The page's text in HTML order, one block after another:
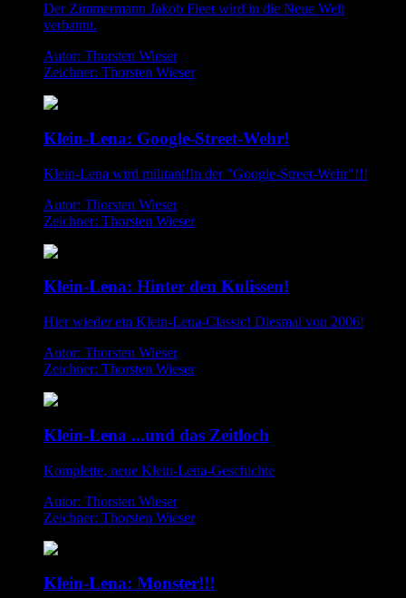
Der Zimmermann Jakob Fleet wird in die Neue Welt
verbannt.
Autor: Thorsten Wieser
Zeichner: Thorsten Wieser
Klein-Lena: Google-Street-Wehr!
Klein-Lena wird militant!In der "Google-Street-Wehr"!!!
Autor: Thorsten Wieser
Zeichner: Thorsten Wieser
Klein-Lena: Hinter den Kulissen!
Hier wieder ein Klein-Lena-Classic! Diesmal von 2006!
Autor: Thorsten Wieser
Zeichner: Thorsten Wieser
Klein-Lena ...und das Zeitloch
Komplette, neue Klein-Lena-Geschichte
Autor: Thorsten Wieser
Zeichner: Thorsten Wieser
Klein-Lena: Monster!!!